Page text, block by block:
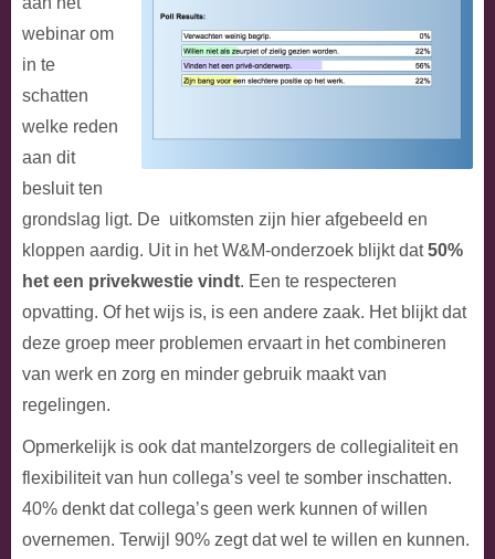
webinar om
in te
schatten
welke reden
aan dit
besluit ten
grondslag ligt. De uitkomsten zijn hier afgebeeld en
kloppen aardig. Uit in het W&M-onderzoek blijkt dat50%
het een privekwestie vindt. Een te respecteren
opvatting. Of het wijs is, is een andere zaak. Het blijkt dat
deze groep meer problemen ervaart in het combineren
van werk en zorg en minder gebruik maakt van
regelingen.
Opmerkelijk is ook dat mantelzorgers de collegialiteit en
flexibiliteit van hun collega’s veel te somber inschatten.
40% denkt dat collega’s geen werk kunnen of willen
overnemen. Terwijl 90% zegt dat wel te willen en kunnen.